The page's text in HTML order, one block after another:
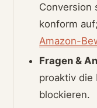
Conversion
konform
Amazon-
Fragen &
proaktiv die
blockieren.